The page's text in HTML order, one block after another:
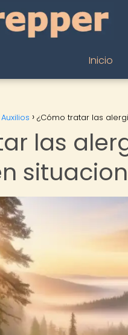
Inicio
¿Cómo tratar las
las